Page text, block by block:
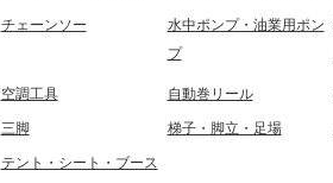
チェーンソー
水中ポンプ・油業用ポン
プ
空調工具 自動巻リール
三脚 梯子・脚立・足場
テント・シート・ブース